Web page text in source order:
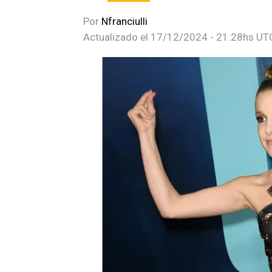
Por Nfranciulli
Actualizado el 17/12/2024 - 21:28hs